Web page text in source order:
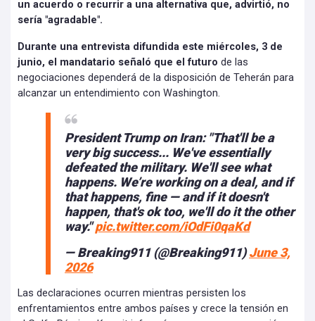
un acuerdo o recurrir a una alternativa que, advirtió, no
sería "agradable".
Durante una entrevista difundida este miércoles, 3 de
junio, el mandatario señaló que el futuro de las
negociaciones dependerá de la disposición de Teherán para
alcanzar un entendimiento con Washington.
President Trump on Iran: "That'll be a
very big success... We've essentially
defeated the military. We'll see what
happens. We’re working on a deal, and if
that happens, fine — and if it doesn't
happen, that's ok too, we'll do it the other
way."pic.twitter.com/iOdFi0qaKd
— Breaking911 (@Breaking911)June 3,
2026
Las declaraciones ocurren mientras persisten los
enfrentamientos entre ambos países y crece la tensión en